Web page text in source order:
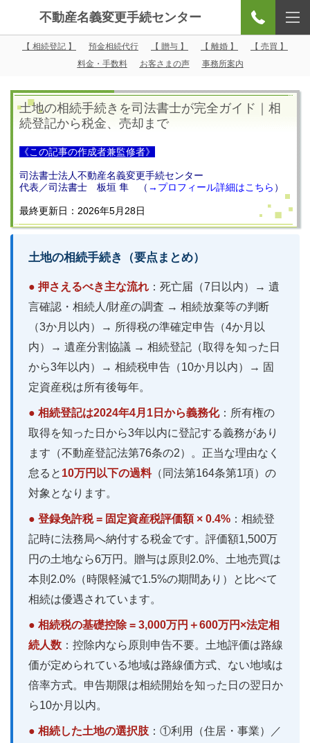
不動産名義変更手続センター
【 相続登記 】 預金相続代行 【 贈与 】 【 離婚 】
【 売買 】
料金・手数料
お客さまの声 事務所案内
土地の相続手続きを司法書士が完全ガイド｜相
続登記から税金、売却まで
《この記事の作成者兼監修者》
司法書士法人不動産名義変更手続センター
代表／司法書士 板垣 隼 （ → プロフィール詳細はこちら ）
最終更新日：2026年5月28日
土地の相続手続き（要点まとめ）
● 押さえるべき主な流れ ：死亡届（7日以内）→ 遺
言確認・相続人/財産の調査 → 相続放棄等の判断
（3か月以内）→ 所得税の準確定申告（4か月以
内）→ 遺産分割協議 → 相続登記（取得を知った日
から3年以内）→ 相続税申告（10か月以内）→ 固
定資産税は所有後毎年。
● 相続登記は2024年4月1日から義務化：所有権の
取得を知った日から3年以内に登記する義務があり
ます（不動産登記法第76条の2）。正当な理由なく
怠ると 10万円以下の過料（同法第164条第1項）の
対象となります。
● 登録免許税 = 固定資産税評価額 × 0.4% ：相続登
記時に法務局へ納付する税金です。評価額1,500万
円の土地なら6万円。贈与は原則2.0%、土地売買は
本則2.0%（時限軽減で1.5%の期間あり）と比べて
相続は優遇されています。
● 相続税の基礎控除 = 3,000万円＋600万円×法定相
続人数 ：控除内なら原則申告不要。土地評価は路線
価が定められている地域は路線価方式、ない地域は
倍率方式。申告期限は相続開始を知った日の翌日か
ら10か月以内。
● 相続した土地の選択肢 ：①利用（住居・事業）／